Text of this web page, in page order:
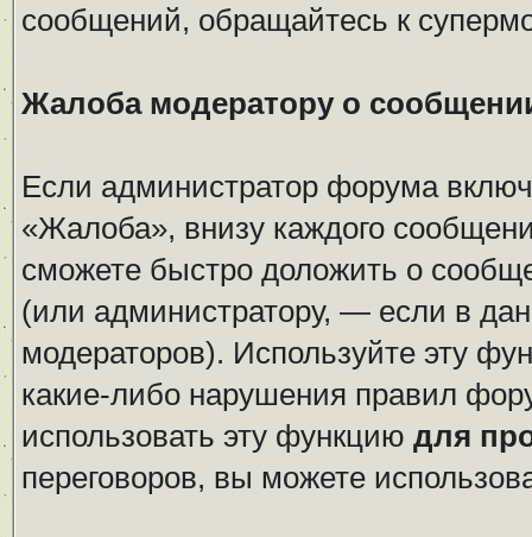
сообщений, обращайтесь к
Жалоба модератору о
Если администратор форума
«Жалоба», внизу каждого
сможете быстро доложить о
(или администратору, — если в
модераторов). Используйте эту
какие-либо нарушения правил
использовать эту функцию для
переговоров, вы можете